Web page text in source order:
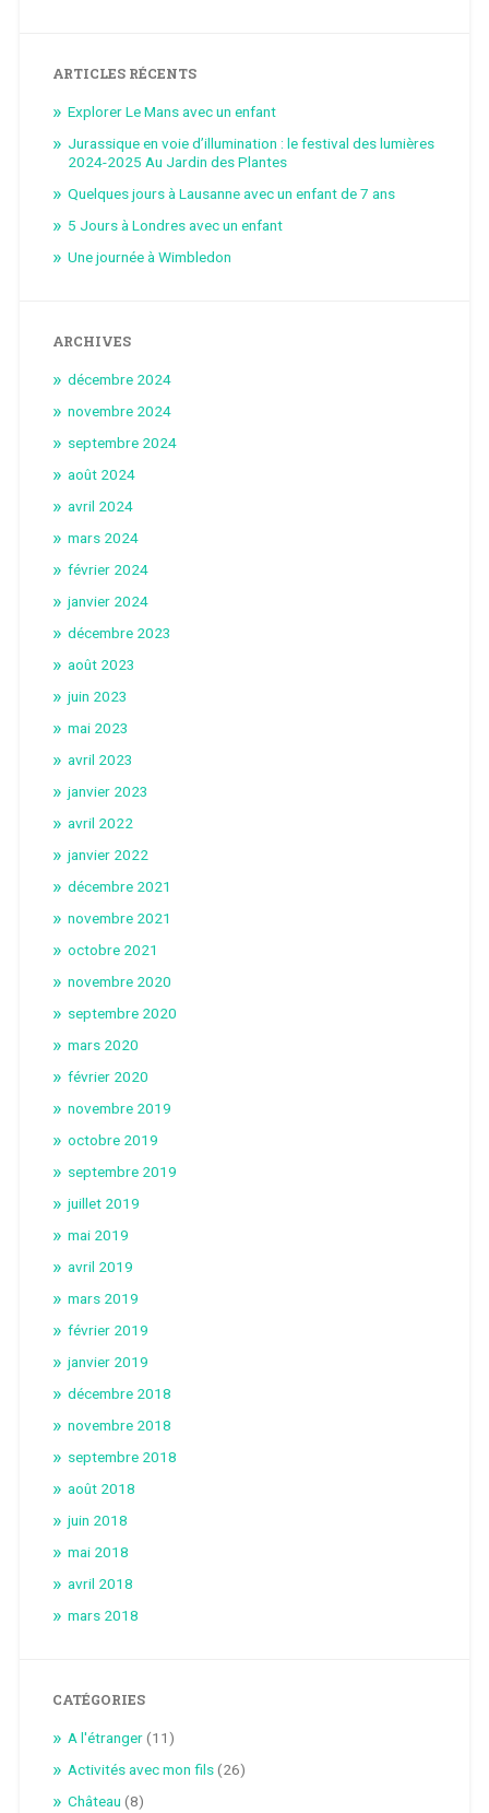
ARTICLES RÉCENTS
Explorer Le Mans avec un enfant
Jurassique en voie d’illumination : le festival des lumières
2024-2025 Au Jardin des Plantes
Quelques jours à Lausanne avec un enfant de 7 ans
5 Jours à Londres avec un enfant
Une journée à Wimbledon
ARCHIVES
décembre 2024
novembre 2024
septembre 2024
août 2024
avril 2024
mars 2024
février 2024
janvier 2024
décembre 2023
août 2023
juin 2023
mai 2023
avril 2023
janvier 2023
avril 2022
janvier 2022
décembre 2021
novembre 2021
octobre 2021
novembre 2020
septembre 2020
mars 2020
février 2020
novembre 2019
octobre 2019
septembre 2019
juillet 2019
mai 2019
avril 2019
mars 2019
février 2019
janvier 2019
décembre 2018
novembre 2018
septembre 2018
août 2018
juin 2018
mai 2018
avril 2018
mars 2018
CATÉGORIES
A l'étranger(11)
Activités avec mon fils(26)
Château (8)